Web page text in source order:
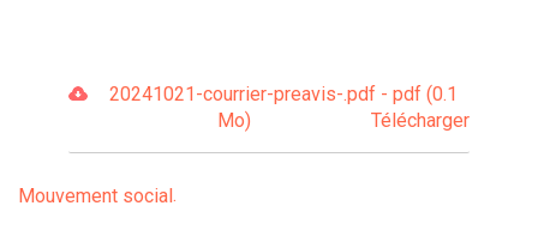
20241021-courrier-preavis-.pdf - pdf (0.1
Mo)
Télécharger
Mouvement social